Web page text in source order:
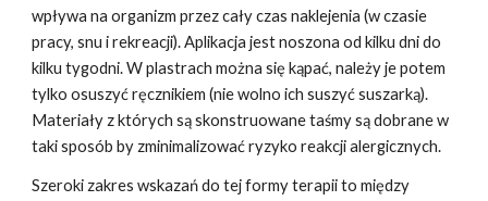
wpływa na organizm przez cały czas naklejenia (w czasie
pracy, snu i rekreacji). Aplikacja jest noszona od kilku dni do
kilku tygodni. W plastrach można się kąpać, należy je potem
tylko osuszyć ręcznikiem (nie wolno ich suszyć suszarką).
Materiały z których są skonstruowane taśmy są dobrane w
taki sposób by zminimalizować ryzyko reakcji alergicznych.
Szeroki zakres wskazań do tej formy terapii to między